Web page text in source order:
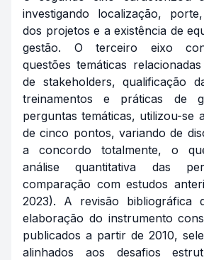
investigando localização,
dos projetos e a existência de
gestão. O terceiro eixo
questões temáticas
de stakeholders, qualificação
treinamentos e práticas de
perguntas temáticas, utilizou-se
de cinco pontos, variando de
a concordo totalmente, o
análise quantitativa das
comparação com estudos
2023). A revisão bibliográfica
elaboração do instrumento
publicados a partir de 2010,
alinhados aos desafios